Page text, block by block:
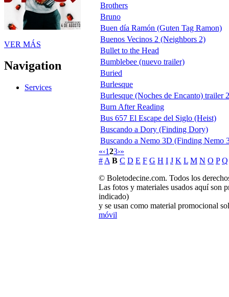
VER MÁS
Navigation
Services
Brothers
Bruno
Buen día Ramón (Guten Tag Ramon)
Buenos Vecinos 2 (Neighbors 2)
Bullet to the Head
Bumblebee (nuevo trailer)
Buried
Burlesque
Burlesque (Noches de Encanto) trailer
Burn After Reading
Bus 657 El Escape del Siglo (Heist)
Buscando a Dory (Finding Dory)
Buscando a Nemo 3D (Finding Nemo
«‹123›»
# A B C D E F G H I J K L M N O P Q
© Boletodecine.com. Todos los
Las fotos y materiales usados aquí son
indicado)
y se usan como material promocional
móvil